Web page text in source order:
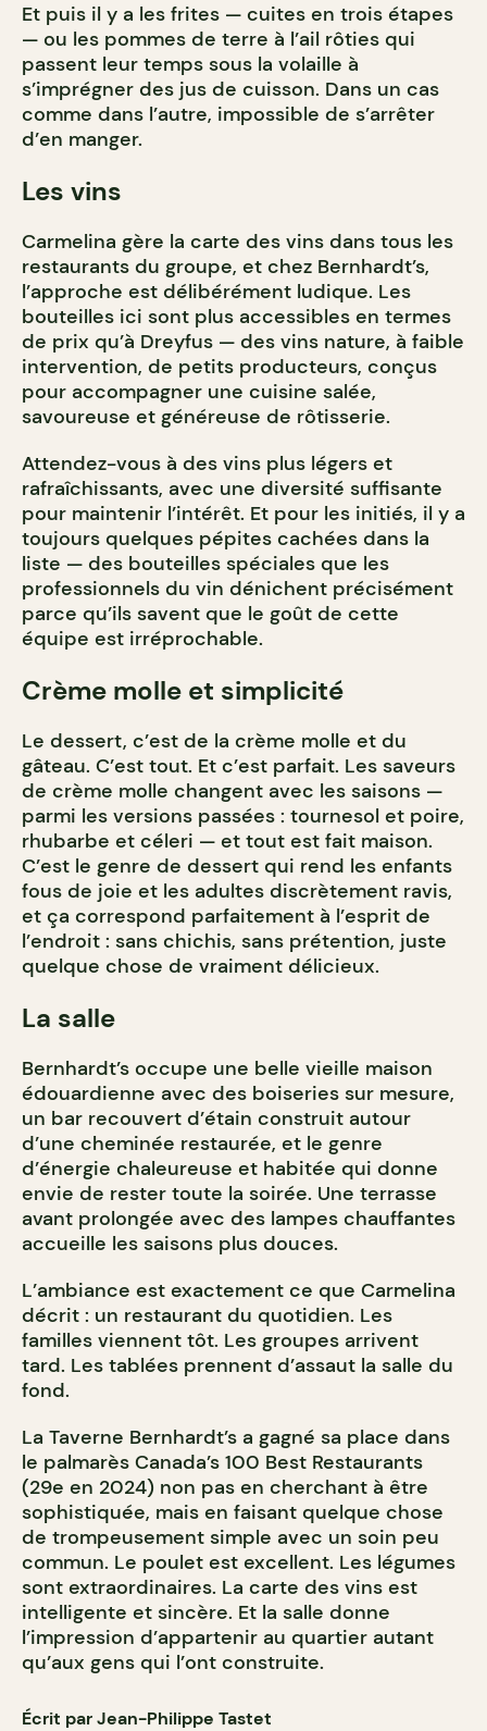
Et puis il y a les frites — cuites en trois étapes
— ou les pommes de terre à l’ail rôties qui
passent leur temps sous la volaille à
s’imprégner des jus de cuisson. Dans un cas
comme dans l’autre, impossible de s’arrêter
d’en manger.
Les vins
Carmelina gère la carte des vins dans tous les
restaurants du groupe, et chez Bernhardt’s,
l’approche est délibérément ludique. Les
bouteilles ici sont plus accessibles en termes
de prix qu’à Dreyfus — des vins nature, à faible
intervention, de petits producteurs, conçus
pour accompagner une cuisine salée,
savoureuse et généreuse de rôtisserie.
Attendez-vous à des vins plus légers et
rafraîchissants, avec une diversité suffisante
pour maintenir l’intérêt. Et pour les initiés, il y a
toujours quelques pépites cachées dans la
liste — des bouteilles spéciales que les
professionnels du vin dénichent précisément
parce qu’ils savent que le goût de cette
équipe est irréprochable.
Crème molle et simplicité
Le dessert, c’est de la crème molle et du
gâteau. C’est tout. Et c’est parfait. Les saveurs
de crème molle changent avec les saisons —
parmi les versions passées : tournesol et poire,
rhubarbe et céleri — et tout est fait maison.
C’est le genre de dessert qui rend les enfants
fous de joie et les adultes discrètement ravis,
et ça correspond parfaitement à l’esprit de
l’endroit : sans chichis, sans prétention, juste
quelque chose de vraiment délicieux.
La salle
Bernhardt’s occupe une belle vieille maison
édouardienne avec des boiseries sur mesure,
un bar recouvert d’étain construit autour
d’une cheminée restaurée, et le genre
d’énergie chaleureuse et habitée qui donne
envie de rester toute la soirée. Une terrasse
avant prolongée avec des lampes chauffantes
accueille les saisons plus douces.
L’ambiance est exactement ce que Carmelina
décrit : un restaurant du quotidien. Les
familles viennent tôt. Les groupes arrivent
tard. Les tablées prennent d’assaut la salle du
fond.
La Taverne Bernhardt’s a gagné sa place dans
le palmarès Canada’s 100 Best Restaurants
(29e en 2024) non pas en cherchant à être
sophistiquée, mais en faisant quelque chose
de trompeusement simple avec un soin peu
commun. Le poulet est excellent. Les légumes
sont extraordinaires. La carte des vins est
intelligente et sincère. Et la salle donne
l’impression d’appartenir au quartier autant
qu’aux gens qui l’ont construite.
Écrit par Jean-Philippe Tastet